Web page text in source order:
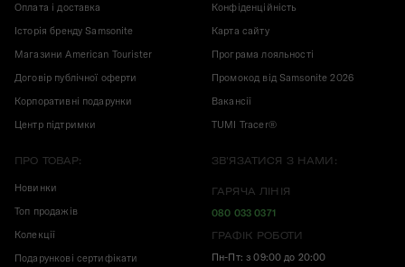
Оплата і доставка
Історія бренду Samsonite
Магазини American Tourister
Договір публічної оферти
Корпоративні подарунки
Центр підтримки
Конфіденційність
Карта сайту
Програма лояльності
Промокод від Samsonite 2026
Вакансії
TUMI Tracer®
ПРО ТОВАР:
Новинки
Топ продажів
Колекції
Подарункові сертифікати
ЗВ'ЯЗАТИСЯ З НАМИ:
ГАРЯЧА ЛІНІЯ
080 033 0371
ГРАФІК РОБОТИ
Пн-Пт: з 09:00 до 20:00